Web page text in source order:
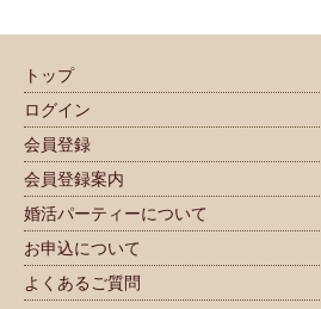
トップ
ログイン
会員登録
会員登録案内
婚活パーティーについて
お申込について
よくあるご質問